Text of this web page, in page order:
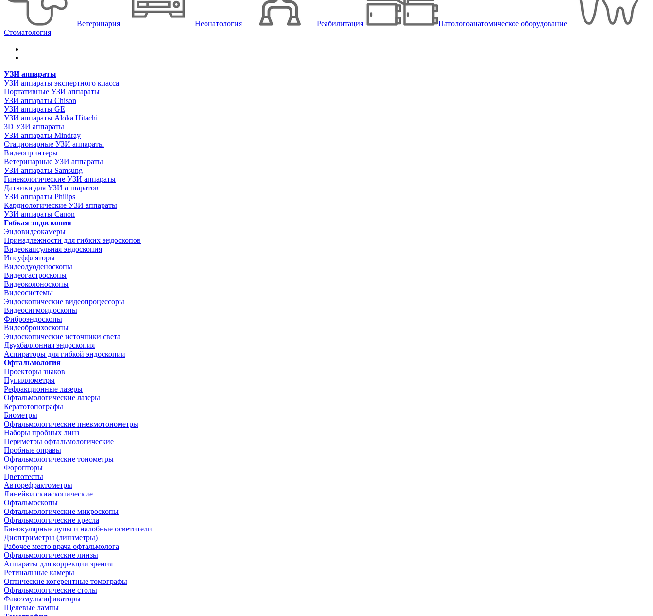
Ветеринария Неонатология Реабилитация
Патологоанатомическое оборудование
Стоматология
УЗИ аппараты
УЗИ аппараты экспертного класса
Портативные УЗИ аппараты
УЗИ аппараты Chison
УЗИ аппараты GE
УЗИ аппараты Aloka Hitachi
3D УЗИ аппараты
УЗИ аппараты Mindray
Стационарные УЗИ аппараты
Видеопринтеры
Ветеринарные УЗИ аппараты
УЗИ аппараты Samsung
Гинекологические УЗИ аппараты
Датчики для УЗИ аппаратов
УЗИ аппараты Philips
Кардиологические УЗИ аппараты
УЗИ аппараты Canon
Гибкая эндоскопия
Эндовидеокамеры
Принадлежности для гибких эндоскопов
Видеокапсульная эндоскопия
Инсуффляторы
Видеодуоденоскопы
Видеогастроскопы
Видеоколоноскопы
Видеосистемы
Эндоскопические видеопроцессоры
Видеосигмоидоскопы
Фиброэндоскопы
Видеобронхоскопы
Эндоскопические источники света
Двухбаллонная эндоскопия
Аспираторы для гибкой эндоскопии
Офтальмология
Проекторы знаков
Пупиллометры
Рефракционные лазеры
Офтальмологические лазеры
Кератотопографы
Биометры
Офтальмологические пневмотонометры
Наборы пробных линз
Периметры офтальмологические
Пробные оправы
Офтальмологические тонометры
Форопторы
Цветотесты
Авторефрактометры
Линейки скиаскопические
Офтальмоскопы
Офтальмологические микроскопы
Офтальмологические кресла
Бинокулярные лупы и налобные осветители
Диоптриметры (линзметры)
Рабочее место врача офтальмолога
Офтальмологические линзы
Аппараты для коррекции зрения
Ретинальные камеры
Оптические когерентные томографы
Офтальмологические столы
Факоэмульсификаторы
Щелевые лампы